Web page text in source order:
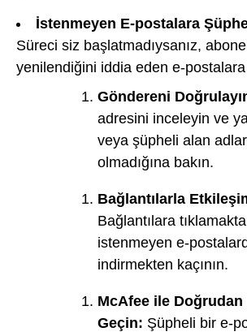
İstenmeyen E-postalara
Süreci siz başlatmadıysanız,
yenilendiğini iddia eden e-
Göndereni
adresini inceleyin ve
veya şüpheli alan
olmadığına bakın.
Bağlantılarla
Bağlantılara
istenmeyen e-
indirmekten kaçının.
McAfee ile
Geçin: Şüpheli bir e-